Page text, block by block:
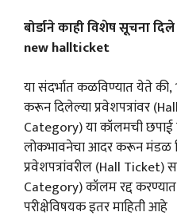
बोर्डाने काही विशेष सूचना
new hallticket
या संदर्भात कळविण्यात येते की,
करून दिलेल्या प्रवेशपत्रांवर
Category) या कॉलमची छपाई
लोकभावनेचा आदर करून मंडळ
प्रवेशपत्रांवरील (Hall Ticket)
Category) कॉलम रद्द करण्यात
परीक्षेविषयक इतर माहिती आहे